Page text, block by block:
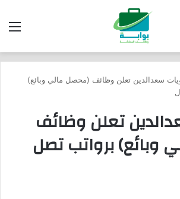
سعدالدين تعلن وظائف (محصل مالي وبائع)
تعلن وظائف
وبائع) برواتب تصل